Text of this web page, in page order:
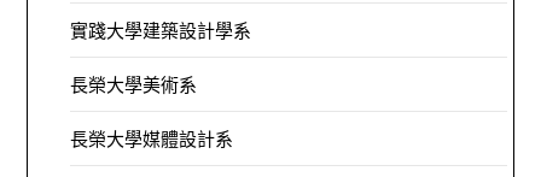
實踐大學建築設計學系
長榮大學美術系
長榮大學媒體設計系